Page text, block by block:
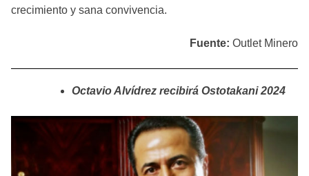
crecimiento y sana convivencia.
Fuente: Outlet Minero
Octavio Alvídrez recibirá Ostotakani 2024